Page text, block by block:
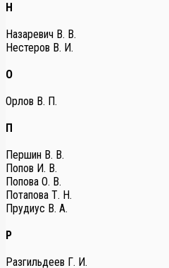
Н
Назаревич В. В.
Нестеров В. И.
О
Орлов В. П.
П
Першин В. В.
Попов И. В.
Попова О. В.
Потапова Т. Н.
Прудиус В. А.
Р
Разгильдеев Г. И.